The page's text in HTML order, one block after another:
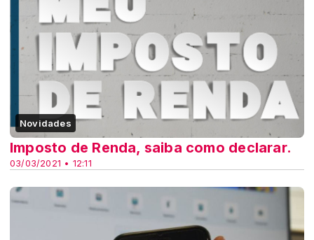
Novidades
03/03/2021 • 12:11
Imposto de Renda, saiba como declarar.